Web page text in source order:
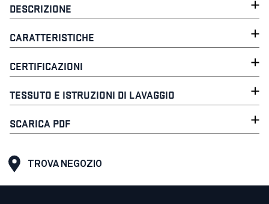
DESCRIZIONE
CARATTERISTICHE
CERTIFICAZIONI
TESSUTO E ISTRUZIONI DI LAVAGGIO
SCARICA PDF
TROVA NEGOZIO